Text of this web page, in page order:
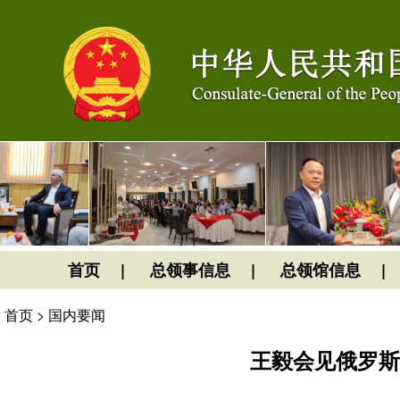
首页 总领事信息 总领馆信息
首页 > 国内要闻
王毅会见俄罗